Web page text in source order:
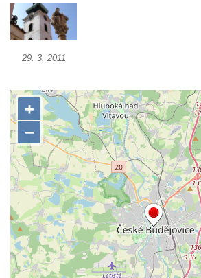
Sloup svatého Floriana v Potštejně
Sloup Panny Marie v Liberci u kostela
Nalezení svatého Kříže
Jizerou
Sloup Panny Marie v Miletíně
Sloup Panny Marie v Lomnici nad
Sloup Panny Marie v Novém Bydžově
Sloup (pilíř) Panny Marie v Jezvé
Sloup Panny Marie v Horní Libchavě
Sloup Panny Marie v Markvarticích
Sloup Panny Marie v Hodkovicích nad
Mohelkou
29. 3. 2011